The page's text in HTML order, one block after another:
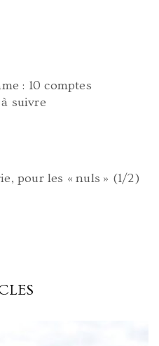
: 10 comptes
suivre
pour les « nuls » (1/2)